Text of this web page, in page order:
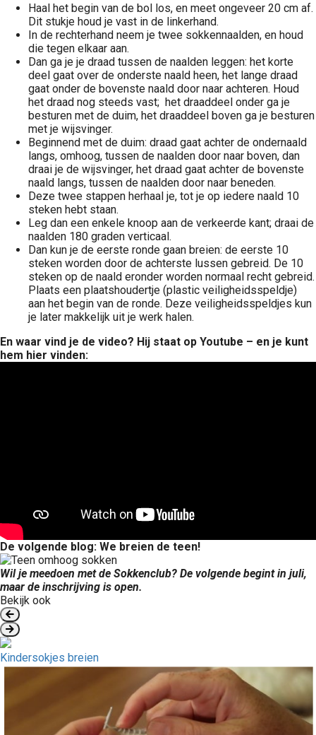
Haal het begin van de bol los, en meet ongeveer 20 cm af.
Dit stukje houd je vast in de linkerhand.
In de rechterhand neem je twee sokkennaalden, en houd
die tegen elkaar aan.
Dan ga je je draad tussen de naalden leggen: het korte
deel gaat over de onderste naald heen, het lange draad
gaat onder de bovenste naald door naar achteren. Houd
het draad nog steeds vast; het draaddeel onder ga je
besturen met de duim, het draaddeel boven ga je besturen
met je wijsvinger.
Beginnend met de duim: draad gaat achter de ondernaald
langs, omhoog, tussen de naalden door naar boven, dan
draai je de wijsvinger, het draad gaat achter de bovenste
naald langs, tussen de naalden door naar beneden.
Deze twee stappen herhaal je, tot je op iedere naald 10
steken hebt staan.
Leg dan een enkele knoop aan de verkeerde kant; draai de
naalden 180 graden verticaal.
Dan kun je de eerste ronde gaan breien: de eerste 10
steken worden door de achterste lussen gebreid. De 10
steken op de naald eronder worden normaal recht gebreid.
Plaats een plaatshoudertje (plastic veiligheidsspeldje)
aan het begin van de ronde. Deze veiligheidsspeldjes kun
je later makkelijk uit je werk halen.
En waar vind je de video? Hij staat op Youtube – en je kunt
hem hier vinden:
De volgende blog: We breien de teen!
Wil je meedoen met de Sokkenclub? De volgende begint in juli,
maar de inschrijving is open.
Bekijk ook
Kindersokjes breien